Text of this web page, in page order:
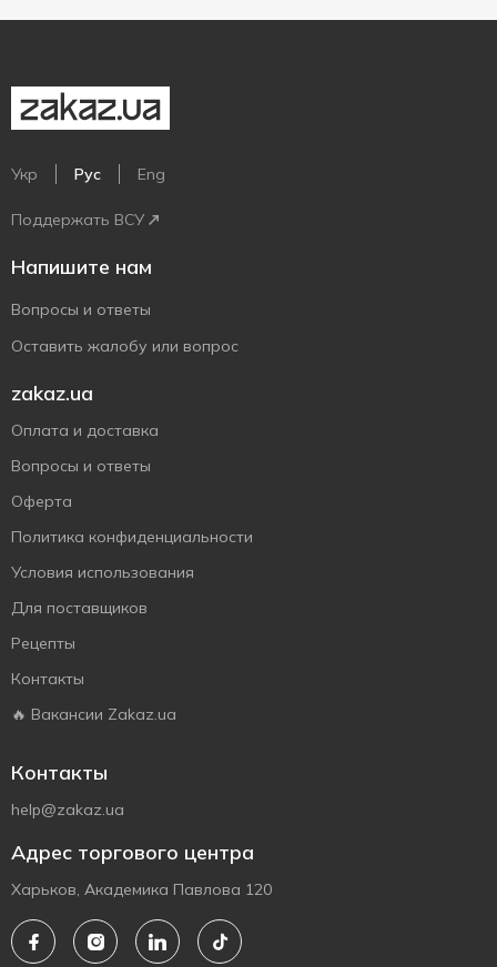
Укр Рус Eng
Поддержать ВСУ
Напишите нам
Вопросы и ответы
Оставить жалобу или вопрос
zakaz.ua
Оплата и доставка
Вопросы и ответы
Оферта
Политика конфиденциальности
Условия использования
Для поставщиков
Рецепты
Контакты
🔥 Вакансии Zakaz.ua
Контакты
help@zakaz.ua
Адрес торгового центра
Харьков, Академика Павлова 120